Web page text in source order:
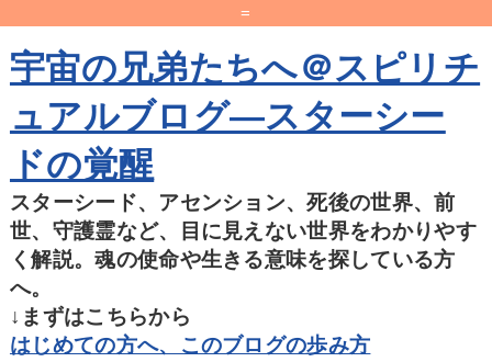
=
宇宙の兄弟たちへ＠スピリチ
ュアルブログ―スターシー
ドの覚醒
スターシード、アセンション、死後の世界、前
世、守護霊など、目に見えない世界をわかりやす
く解説。魂の使命や生きる意味を探している方
へ。
↓まずはこちらから
はじめての方へ、このブログの歩み方